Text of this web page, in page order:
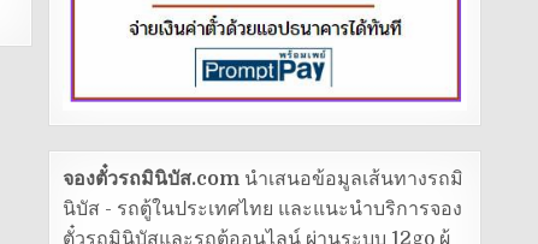
จองตั๋วรถมินิบัส.comนำเสนอข้อมูลเส้นทางรถมิ
นิบัส - รถตู้ในประเทศไทย และแนะนำบริการจอง
ตั๋วรถมินิบัสและรถตู้ออนไลน์ ผ่านระบบ 12go ผู้